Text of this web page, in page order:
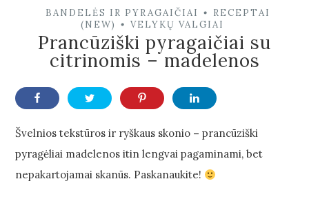
BANDELĖS IR PYRAGAIČIAI •
RECEPTAI
(NEW)
• VELYKŲ VALGIAI
Prancūziški pyragaičiai su
citrinomis – madelenos
Švelnios tekstūros ir ryškaus skonio – prancūziški
pyragėliai madelenos itin lengvai pagaminami, bet
nepakartojamai skanūs. Paskanaukite!